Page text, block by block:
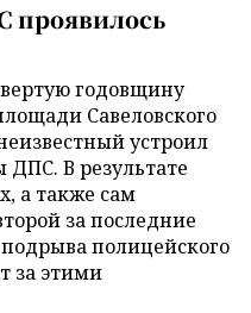
проявилось
годовщину
Савеловского
устроил
В результате
а также сам
за последние
полицейского
за этими